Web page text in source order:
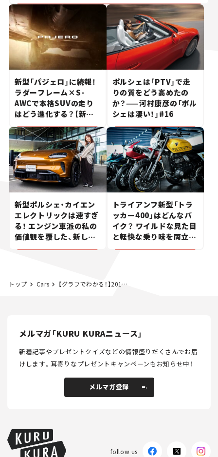
新型「パジェロ」に続報！
ラダーフレーム×S-
AWCで本格SUVの走り
はどう進化する？【新車
ニュース】
ポルシェは「PTV」で走
りの質をどう高めたの
か？——河村康彦の「ポル
シェは凄い！」#16
新型ポルシェ・カイエン
エレクトリックは速すぎ
る！ エンジン車派の私の
価値観を覆した、新しい
ポルシェの走り。
トライアンフ新型「トラ
ッカー400」はどんなバ
イク？ ワイルドな見た目
と軽快な乗り味を両立し
た400ccフラットトラッ
トップ Cars 【グラフでわかる！】2017年、普通&軽・最も売れたのはどれ!?
メルマガ「KURU KURAニュース」
新着記事やプレゼントクイズなどの情報盛りだくさんでお届
けします。耳寄りなプレゼントキャンペーンもお知らせ中！
メルマガ登録
follow us